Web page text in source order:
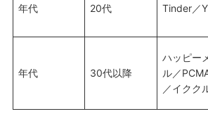
年代 20代 Tinder／
年代 30代以降
ハッピー
ル／
／イクク